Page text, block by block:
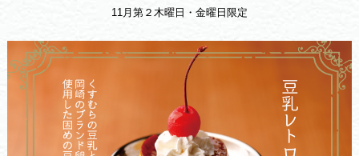
11月第２木曜日・金曜日限定